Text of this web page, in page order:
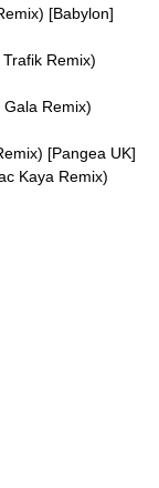
[Babylon]
Remix)
Remix)
[Pangea UK]
Kaya Remix)